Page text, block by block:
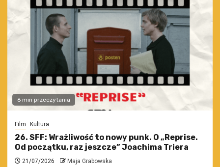
6 min przeczytania
Film Kultura
26. SFF: Wrażliwość to nowy punk. O „Reprise.
Od początku, raz jeszcze” Joachima Triera
21/07/2026 Maja Grabowska